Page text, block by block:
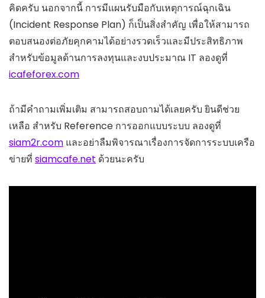
คิดครับ นอกจากนี้ การมีแผนรับมือกับเหตุการณ์ฉุกเฉิน
(Incident Response Plan) ก็เป็นสิ่งสำคัญ เพื่อให้สามารถ
ตอบสนองต่อภัยคุกคามได้อย่างรวดเร็วและมีประสิทธิภาพ
สำหรับข้อมูลด้านการลงทุนและงบประมาณ IT ลองดูที่
icafeforex.com
ถ้ามีคำถามเพิ่มเติม สามารถสอบถามได้เลยครับ ยินดีช่วย
เหลือ สำหรับ Reference การออกแบบระบบ ลองดูที่
siam2r.com และอย่าลืมพิจารณาเรื่องการจัดการระบบเครือ
ข่ายที่ siamcafe.net ด้วยนะครับ